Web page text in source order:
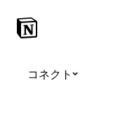
コネクト